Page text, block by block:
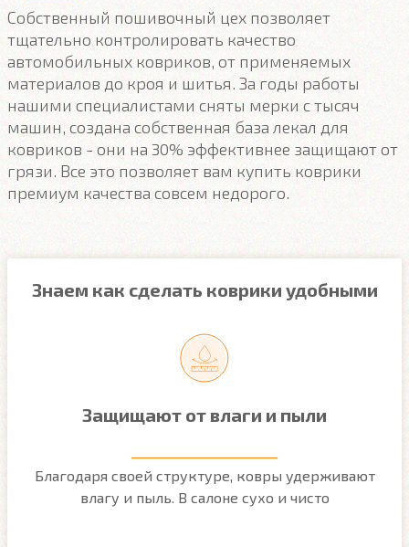
Собственный пошивочный цех позволяет
тщательно контролировать качество
автомобильных ковриков, от применяемых
материалов до кроя и шитья. За годы работы
нашими специалистами сняты мерки с тысяч
машин, создана собственная база лекал для
ковриков - они на 30% эффективнее защищают от
грязи. Все это позволяет вам купить коврики
премиум качества совсем недорого.
Знаем как сделать коврики удобными
Защищают от влаги и пыли
Благодаря своей структуре, ковры удерживают
влагу и пыль. В салоне сухо и чисто